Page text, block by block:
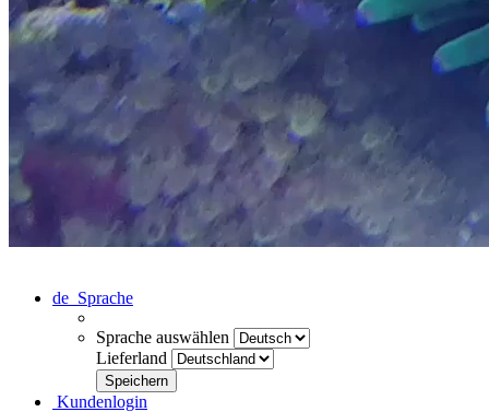
de Sprache
Sprache auswählen
Lieferland
Kundenlogin